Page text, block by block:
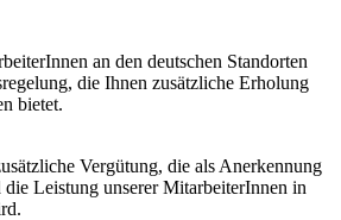
an den deutschen Standorten
die Ihnen zusätzliche Erholung
bietet.
Vergütung, die als Anerkennung
die Leistung unserer MitarbeiterInnen in